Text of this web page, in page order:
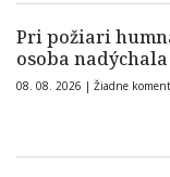
Pri požiari
osoba
08. 08. 2026 | Žiadne